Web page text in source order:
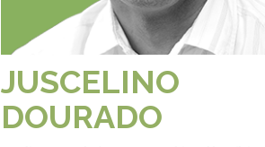
JUSCELINO
DOURADO